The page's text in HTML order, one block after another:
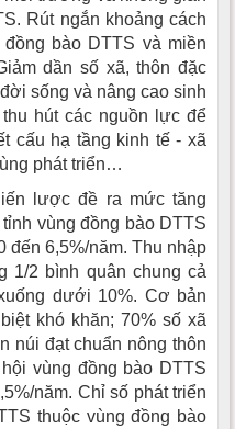
Rút ngắn khoảng cách
bào DTTS và miền
dần số xã, thôn đặc
sống và nâng cao sinh
hút các nguồn lực để
cấu hạ tầng kinh tế - xã
phát triển…
lược đề ra mức tăng
vùng đồng bào DTTS
đến 6,5%/năm. Thu nhập
1/2 bình quân chung cả
dưới 10%. Cơ bản
khó khăn; 70% số xã
núi đạt chuẩn nông thôn
vùng đồng bào DTTS
năm. Chỉ số phát triển
thuộc vùng đồng bào